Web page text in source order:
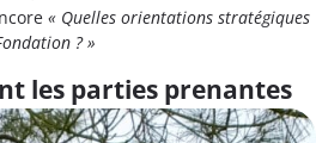
« Quelles orientations stratégiques
? »
les parties prenantes